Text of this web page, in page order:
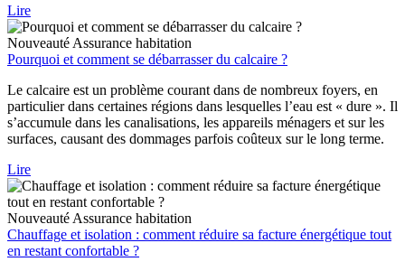
Lire
Nouveauté Assurance habitation
Pourquoi et comment se débarrasser du calcaire ?
Le calcaire est un problème courant dans de nombreux foyers, en
particulier dans certaines régions dans lesquelles l’eau est « dure ». Il
s’accumule dans les canalisations, les appareils ménagers et sur les
surfaces, causant des dommages parfois coûteux sur le long terme.
Lire
Nouveauté Assurance habitation
Chauffage et isolation : comment réduire sa facture énergétique tout
en restant confortable ?